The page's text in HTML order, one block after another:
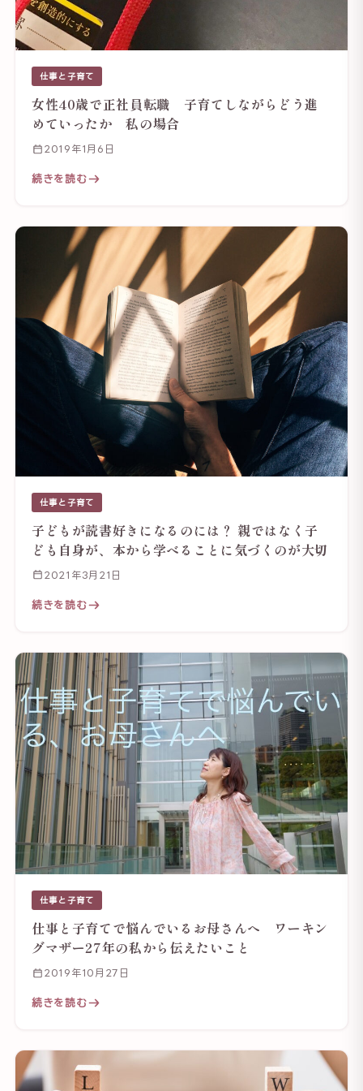
仕事と子育て
女性40歳で正社員転職 子育てしながらどう進
めていったか 私の場合
2019年1月6日
続きを読む
仕事と子育て
子どもが読書好きになるのには？ 親ではなく子
ども自身が、本から学べることに気づくのが大切
2021年3月21日
続きを読む
仕事と子育て
仕事と子育てで悩んでいるお母さんへ ワーキン
グマザー27年の私から伝えたいこと
2019年10月27日
続きを読む